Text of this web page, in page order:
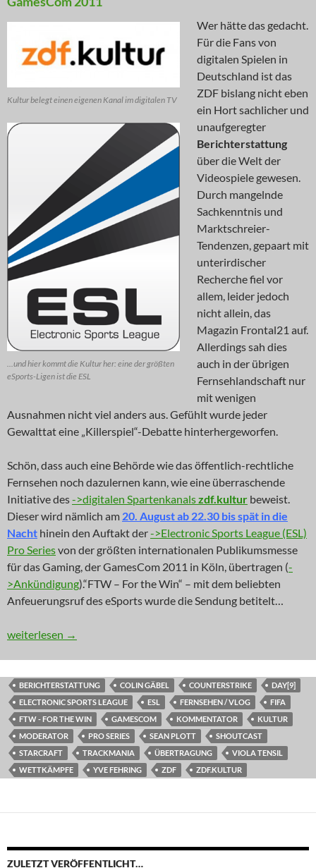
Kultur belegt einen eigenen Kanal im digitalen TV
...und hier kommt die Kultur her: eine der größten
eSports-Ligen ist die ESL
Wer hätte das gedacht.
Für die Fans von
digitalen Spielen in
Deutschland ist das
ZDF bislang nicht eben
ein Hort sachlicher und
unaufgeregter
Berichterstattung
über die Welt der
Videospiele gewesen.
Durch mangelnde
Sachkenntnis und
Marktschreier-
Tendenzen, gepaart mit
unterirdischer
Recherche fiel vor
allem, leider jedoch
nicht allein, das
Magazin Frontal21 auf.
Allerdings sah dies
auch in der übrigen
Fernsehlandschaft nur
mit wenigen
Ausnahmen nicht viel anders aus. Gefühlt wurde jeder
Gewalttat eine „Killerspiel“-Debatte hinterhergeworfen.
Schön, dass auch eine Behörde wie das öffentlich-rechtliche
Fernsehen noch dazulernen kann, wie eine überraschende
Initiative des->digitalen Spartenkanalszdf.kultur beweist.
Dieser wird nämlich am 20. August ab 22.30 bis spät in die
Nacht hinein den Auftakt der->Electronic Sports League (ESL)
Pro Seriesvon der größten internationalen Publikumsmesse
für das Gaming, der GamesCom 2011 in Köln, übertragen (-
>Ankündigung).“FTW – For the Win“ – mit dem beliebten
Anfeuerungsruf des eSports wurde die Sendung betitelt…
NEWS: eSports ist Kultur(-TV)
weiterlesen →
BERICHTERSTATTUNG COLIN GÄBEL COUNTERSTRIKE
DAY[9]
ELECTRONIC SPORTS LEAGUE
ESL FERNSEHEN / VLOG
FIFA
FTW - FOR THE WIN
GAMESCOM KOMMENTATOR
KULTUR
MODERATOR
PRO SERIES SEAN PLOTT
SHOUTCAST
STARCRAFT
TRACKMANIA ÜBERTRAGUNG
VIOLA TENSIL
WETTKÄMPFE
YVE FEHRING ZDF ZDF.KULTUR
ZULETZT VERÖFFENTLICHT…